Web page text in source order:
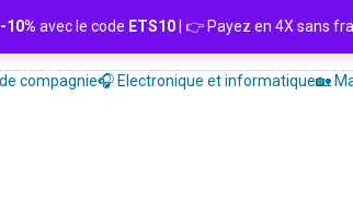
compagnie🎧 Electronique et informatique🏡
-10% avec le code ETS10 | 👉 Payez en 4X sans